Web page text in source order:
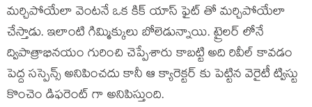
మర్చిపోయేలా వెంటనే ఒక కిక్ యాస్ ఫైట్ తో మర్చిపోయేలా
చేస్తాడు. ఇలాంటి గిమ్మిక్కులు బోలెడున్నాయి. ట్రైలర్ లోనే
ద్విపాత్రాభినయం గురించి చెప్పేశారు కాబట్టి అది రివీల్ కావడం
పెద్ద సస్పెన్స్ అనిపించదు కానీ ఆ క్యారెక్టర్ కు పెట్టిన వెరైటీ ట్విస్టు
కొంచెం డిఫరెంట్ గా అనిపిస్తుంది.